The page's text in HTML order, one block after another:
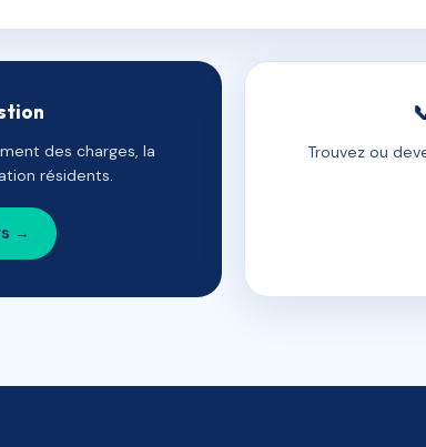
des charges, la
résidents.
→
Trouvez ou